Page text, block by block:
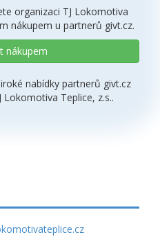
organizaci TJ Lokomotiva
nákupem u partnerů givt.cz.
nákupem
nabídky partnerů givt.cz
Teplice, z.s..